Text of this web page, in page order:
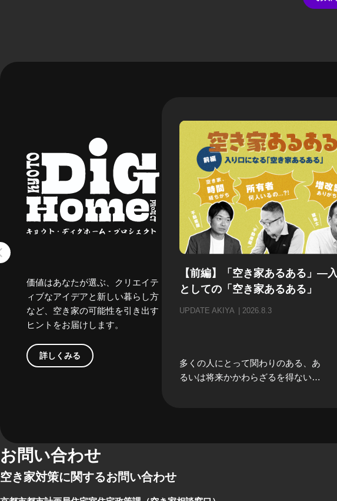
価値はあなたが選ぶ、クリエイテ
ィブなアイデアと新しい暮らし方
など、空き家の可能性を引き出す
ヒントをお届けします。
詳しくみる
【前編】「空き家あるある」—
としての「空き家あるある」
UPDATE AKIYA 2026.8.3
多くの人にとって関わりのある、あ
るいは将来かかわらざるを得ない
お問い合わせ
空き家対策に関するお問い合わせ